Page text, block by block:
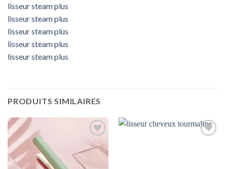
lisseur steam plus
lisseur steam plus
lisseur steam plus
lisseur steam plus
lisseur steam plus
PRODUITS SIMILAIRES
à la liste